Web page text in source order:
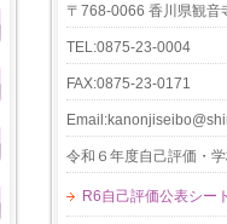
〒768-0066 香川県観音
TEL:0875-23-0004
FAX:0875-23-0171
令和６年度自己評価・
R6自己評価公表シート